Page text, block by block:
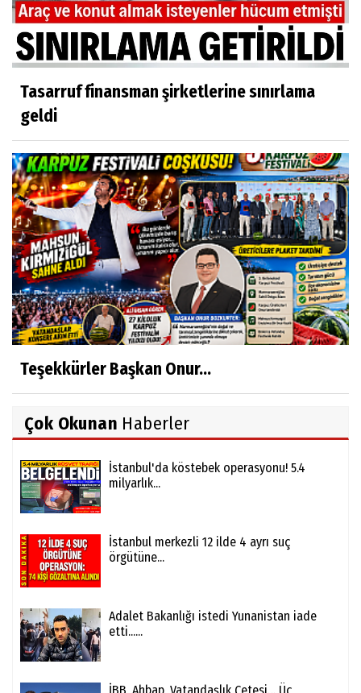
Tasarruf finansman şirketlerine sınırlama
geldi
Teşekkürler Başkan Onur...
Çok Okunan Haberler
İstanbul'da köstebek operasyonu! 5.4
milyarlık...
İstanbul merkezli 12 ilde 4 ayrı suç
örgütüne...
Adalet Bakanlığı istedi Yunanistan iade
etti......
İBB, Ahbap, Vatandaşlık Çetesi… Üç